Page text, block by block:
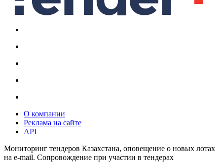
О компании
Реклама на сайте
API
Мониторинг тендеров Казахстана, оповещение о новых лотах
на e-mail. Сопровождение при участии в тендерах